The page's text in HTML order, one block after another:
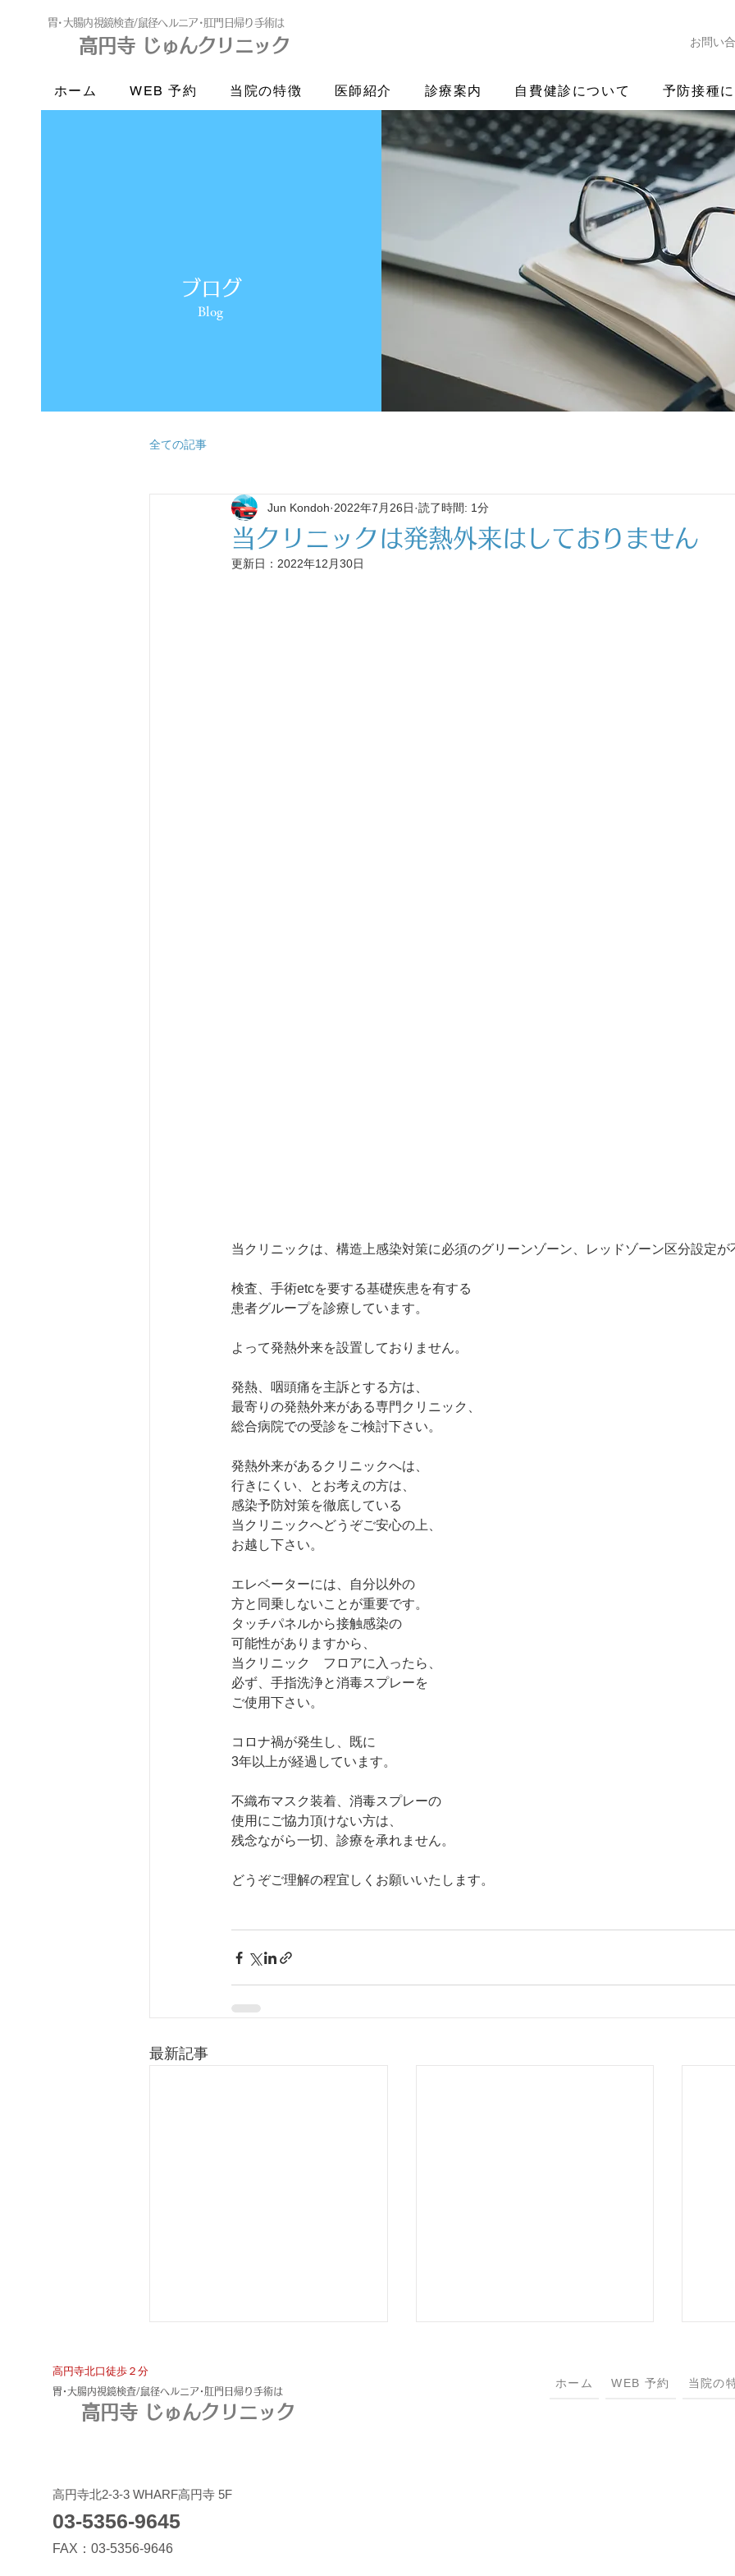
​胃･大腸内視鏡検査/鼠径ヘルニア･肛門日帰り手術は
高円寺 じゅんクリニック
高円寺 じゅんクリニック
お問い
ホーム WEB 予約 当院の特徴 医師紹介 診療案内 自費健診について 予防接種
ブログ
Blog
全ての記事
当クリニックは発熱外来はしておりません
Jun Kondoh 2022年7月26日 読了時間: 1分
更新日： 2022年12月30日
当クリニックは、構造上感染対策に必須のグリーンゾーン、レッドゾーン区分設定が
検査、手術etcを要する基礎疾患を有する
患者グループを診療しています。
よって発熱外来を設置しておりません。
発熱、咽頭痛を主訴とする方は、
最寄りの発熱外来がある専門クリニック、
総合病院での受診をご検討下さい。
発熱外来があるクリニックへは、
行きにくい、とお考えの方は、
感染予防対策を徹底している
当クリニックへどうぞご安心の上、
お越し下さい。
エレベーターには、自分以外の
方と同乗しないことが重要です。
タッチパネルから接触感染の
可能性がありますから、
当クリニック　フロアに入ったら、
必ず、手指洗浄と消毒スプレーを
ご使用下さい。
コロナ禍が発生し、既に
3年以上が経過しています。
不織布マスク装着、消毒スプレーの
使用にご協力頂けない方は、
残念ながら一切、診療を承れません。
どうぞご理解の程宜しくお願いいたします。
最新記事
下血＝痔核とは限らない！大
腸癌早期発見の為に熟読を。
​高円寺北口徒歩２分
​胃･大腸内視鏡検査/鼠径ヘルニア･肛門日帰り手術は
高円寺 じゅんクリニック
​高円寺北2-3-3 WHARF高円寺 5F
03-5356-9645
FAX：03-5356-9646
ホーム WEB 予約 当院の